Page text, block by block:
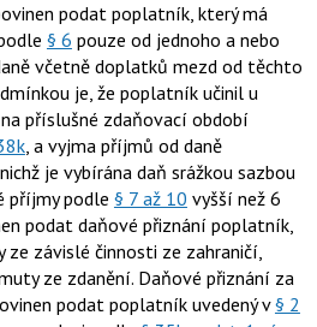
podat poplatník, který má
§ 6 pouze od jednoho a nebo
včetně doplatků mezd od těchto
je, že poplatník učinil u
příslušné zdaňovací období
, a vyjma příjmů od daně
je vybírána daň srážkou sazbou
příjmy podle § 7 až 10 vyšší než 6
podat daňové přiznání poplatník,
ze závislé činnosti ze zahraničí,
ze zdanění. Daňové přiznání za
podat poplatník uvedený v§ 2